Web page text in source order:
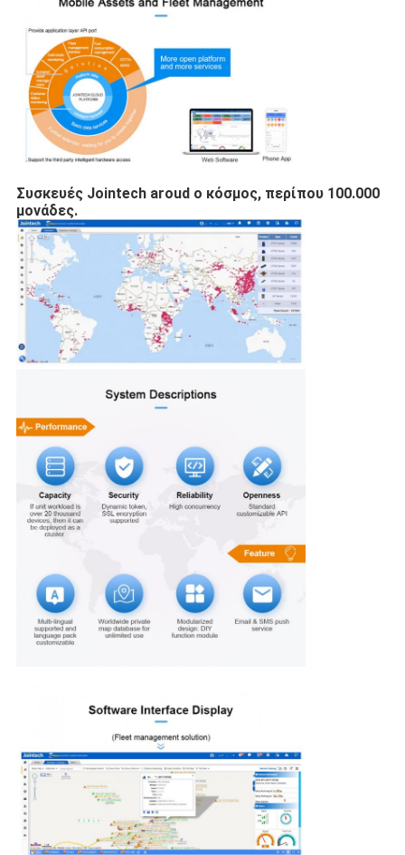
Συσκευές Jointech aroud ο κόσμος, περίπου 100.000
μονάδες.